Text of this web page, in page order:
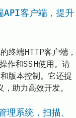
客户端，提升
端HTTP客户端，
和SSH使用。请
版本控制。它还提
助力高效开发。
系统，扫描、